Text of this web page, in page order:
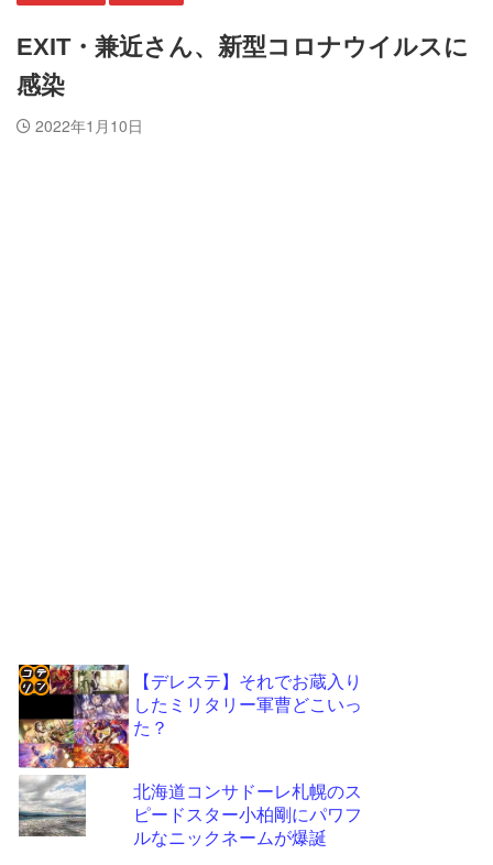
EXIT・兼近さん、新型コロナウイルスに
感染
2022年1月10日
【デレステ】それでお蔵入り
したミリタリー軍曹どこいっ
た？
北海道コンサドーレ札幌のス
ピードスター小柏剛にパワフ
ルなニックネームが爆誕
リン
- 固
定リ
ンク